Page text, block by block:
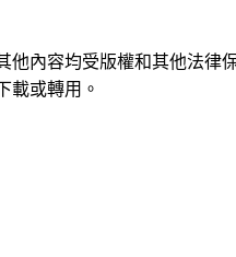
內容均受版權和其他法律
載或轉用。